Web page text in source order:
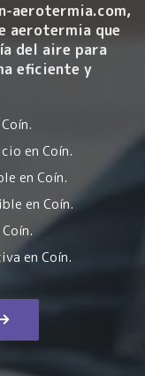
aerotermia.com,
aerotermia que
del aire para
eficiente y
en Coín.
en Coín.
en Coín.
en Coín.